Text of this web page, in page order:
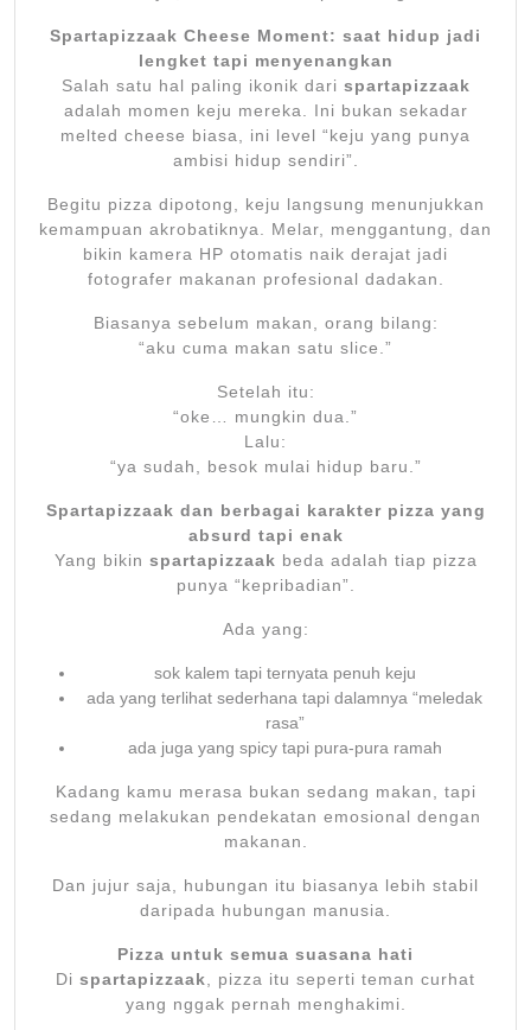
Spartapizzaak Cheese Moment: saat hidup jadi
lengket tapi menyenangkan
Salah satu hal paling ikonik dari spartapizzaak
adalah momen keju mereka. Ini bukan sekadar
melted cheese biasa, ini level “keju yang punya
ambisi hidup sendiri”.
Begitu pizza dipotong, keju langsung menunjukkan
kemampuan akrobatiknya. Melar, menggantung, dan
bikin kamera HP otomatis naik derajat jadi
fotografer makanan profesional dadakan.
Biasanya sebelum makan, orang bilang:
“aku cuma makan satu slice.”
Setelah itu:
“oke… mungkin dua.”
Lalu:
“ya sudah, besok mulai hidup baru.”
Spartapizzaak dan berbagai karakter pizza yang
absurd tapi enak
Yang bikin spartapizzaak beda adalah tiap pizza
punya “kepribadian”.
Ada yang:
sok kalem tapi ternyata penuh keju
ada yang terlihat sederhana tapi dalamnya “meledak
rasa”
ada juga yang spicy tapi pura-pura ramah
Kadang kamu merasa bukan sedang makan, tapi
sedang melakukan pendekatan emosional dengan
makanan.
Dan jujur saja, hubungan itu biasanya lebih stabil
daripada hubungan manusia.
Pizza untuk semua suasana hati
Di spartapizzaak, pizza itu seperti teman curhat
yang nggak pernah menghakimi.